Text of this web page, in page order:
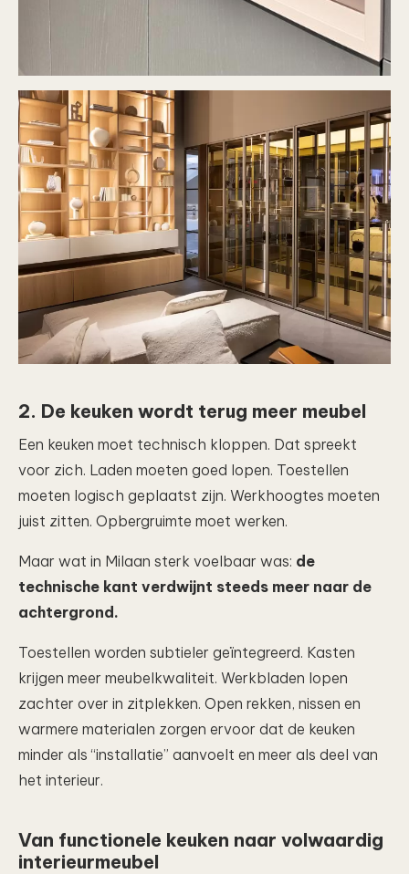
2. De keuken wordt terug meer meubel
Een keuken moet technisch kloppen. Dat spreekt
voor zich. Laden moeten goed lopen. Toestellen
moeten logisch geplaatst zijn. Werkhoogtes moeten
juist zitten. Opbergruimte moet werken.
Maar wat in Milaan sterk voelbaar was: de
technische kant verdwijnt steeds meer naar de
achtergrond.
Toestellen worden subtieler geïntegreerd. Kasten
krijgen meer meubelkwaliteit. Werkbladen lopen
zachter over in zitplekken. Open rekken, nissen en
warmere materialen zorgen ervoor dat de keuken
minder als “installatie” aanvoelt en meer als deel van
het interieur.
Van functionele keuken naar volwaardig
interieurmeubel